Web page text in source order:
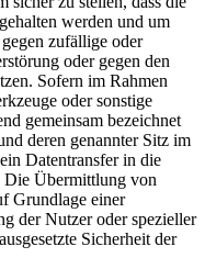
werden und um
zufällige oder
oder gegen den
Sofern im Rahmen
oder sonstige
gemeinsam bezeichnet
deren genannter Sitz im
Datentransfer in die
Die Übermittlung von
Grundlage einer
der Nutzer oder spezieller
Sicherheit der